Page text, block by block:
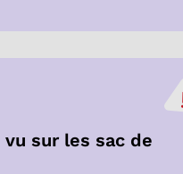
sur les sac de